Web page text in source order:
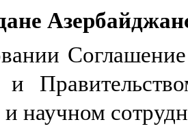
научном